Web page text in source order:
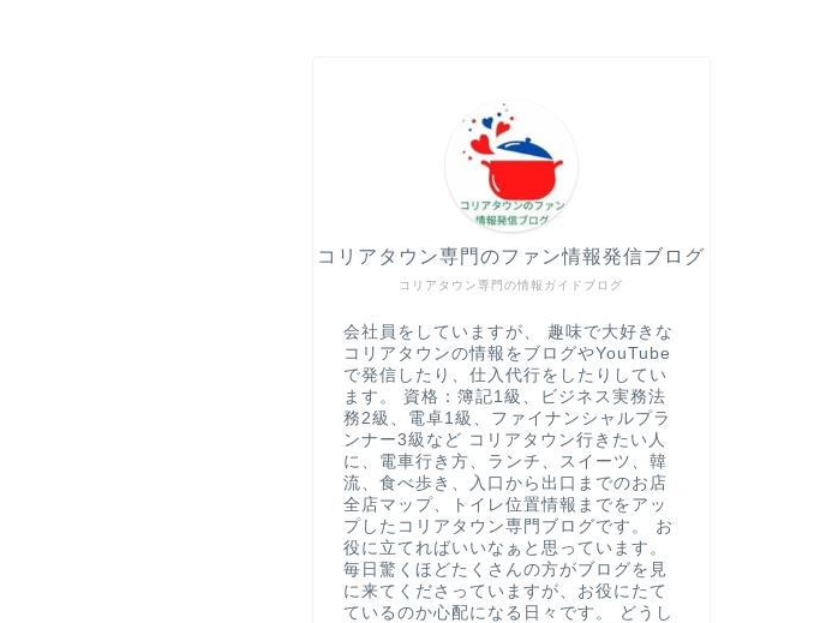
コリアタウン専門の情報ガイドブログ
コリアタウン専門のファン情報発信ブログ
会社員をしていますが、 趣味で大好きな
コリアタウンの情報をブログやYouTube
で発信したり、仕入代行をしたりしてい
ます。 資格：簿記1級、ビジネス実務法
務2級、電卓1級、ファイナンシャルプラ
ンナー3級など コリアタウン行きたい人
に、電車行き方、ランチ、スイーツ、韓
流、食べ歩き、入口から出口までのお店
全店マップ、トイレ位置情報までをアッ
プしたコリアタウン専門ブログです。 お
役に立てればいいなぁと思っています。
毎日驚くほどたくさんの方がブログを見
に来てくださっていますが、お役にたて
ているのか心配になる日々です。 どうし